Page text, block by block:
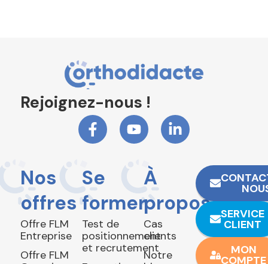
Rejoignez-nous !
Nos
offres
Offre FLM
Entreprise
Offre FLM
Se
former
Test de
positionnement
et recrutement
À
propos
Cas
clients
Notre
SERVICE
CLIENT
MON
COMPTE